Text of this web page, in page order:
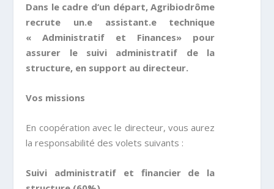
Dans le cadre d’un départ, Agribiodrôme
recrute un.e assistant.e technique
« Administratif et Finances» pour
assurer le suivi administratif de la
structure, en support au directeur.
Vos missions
En coopération avec le directeur, vous aurez
la responsabilité des volets suivants :
Suivi administratif et financier de la